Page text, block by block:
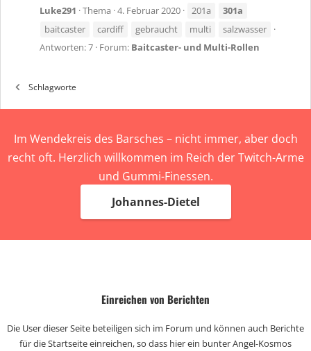
Luke291 Thema 4. Februar 2020 201a
301a
baitcaster
cardiff gebraucht multi
salzwasser
Antworten: 7 Forum: Baitcaster- und Multi-Rollen
Schlagworte
Im Wendekreis des Barsches – nicht immer, aber doch
recht oft. Herzlich willkommen im Reich der Twitch-Arme
und Gummi-Finessen.
Johannes-Dietel
Einreichen von Berichten
Die User dieser Seite beteiligen sich im Forum und können auch Berichte
für die Startseite einreichen, so dass hier ein bunter Angel-Kosmos